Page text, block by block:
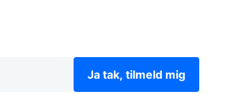
Ja tak, tilmeld mig